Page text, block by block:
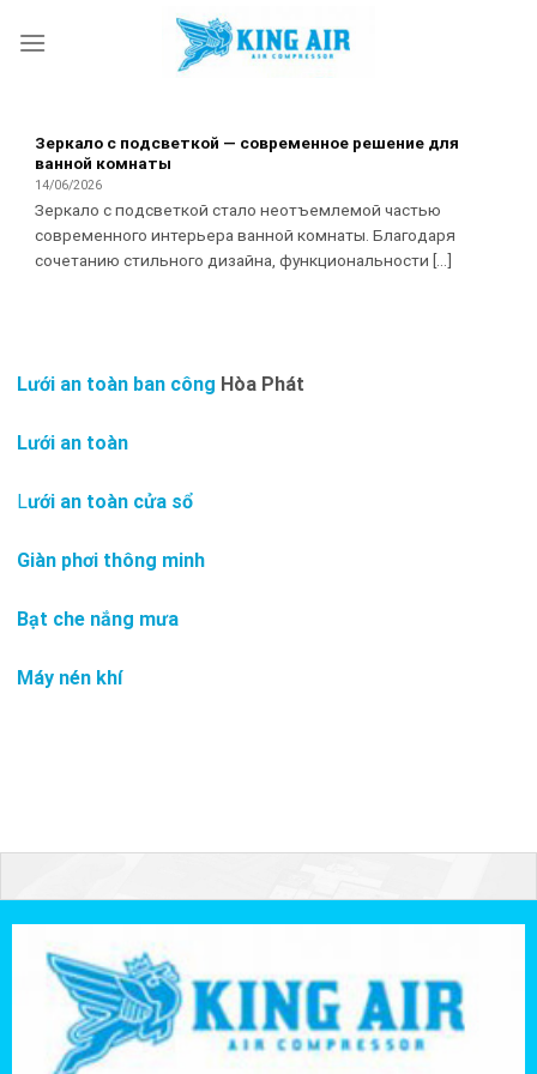
Зеркало с подсветкой — современное решение для
ванной комнаты
14/06/2026
Зеркало с подсветкой стало неотъемлемой частью
современного интерьера ванной комнаты. Благодаря
сочетанию стильного дизайна, функциональности [...]
Lưới an toàn ban công Hòa Phát
Lưới an toàn
Lưới an toàn cửa sổ
Giàn phơi thông minh
Bạt che nắng mưa
Máy nén khí